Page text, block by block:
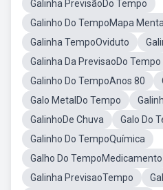
Galinha PrevisãoDo Tempo
Galinho Do TempoMapa Mental
Galinha TempoOviduto
Galinha Da PrevisaoDo Tempo
Galinho Do TempoAnos 80
Galo MetalDo Tempo
GalinhoDe Chuva
Galo Do
Galinho Do TempoQuímica
Galho Do TempoMedicamento
Galinha PrevisaoTempo